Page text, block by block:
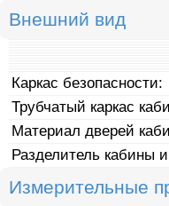
Внешний вид
Каркас безопасности:
Трубчатый каркас
Материал дверей
Разделитель кабины
Измерительные